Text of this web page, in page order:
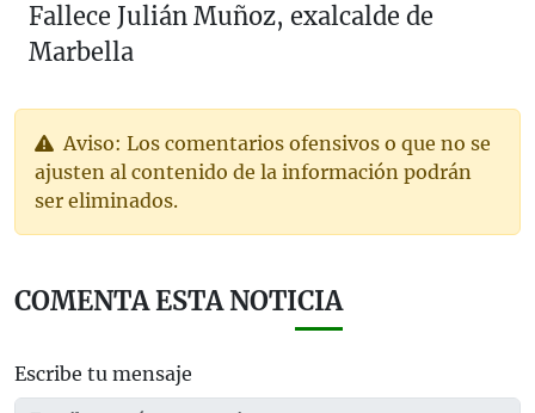
Fallece Julián Muñoz, exalcalde de
Marbella
Aviso: Los comentarios ofensivos o que no se
ajusten al contenido de la información podrán
ser eliminados.
COMENTA ESTA NOTICIA
Escribe tu mensaje